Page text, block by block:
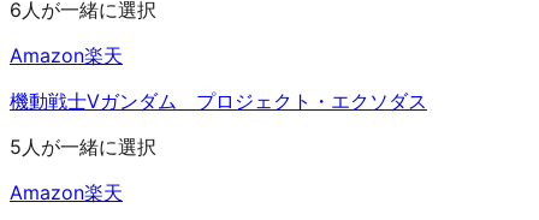
6人が一緒に選択
Amazon楽天
機動戦士Vガンダム プロジェクト・エクソダス
5人が一緒に選択
Amazon楽天